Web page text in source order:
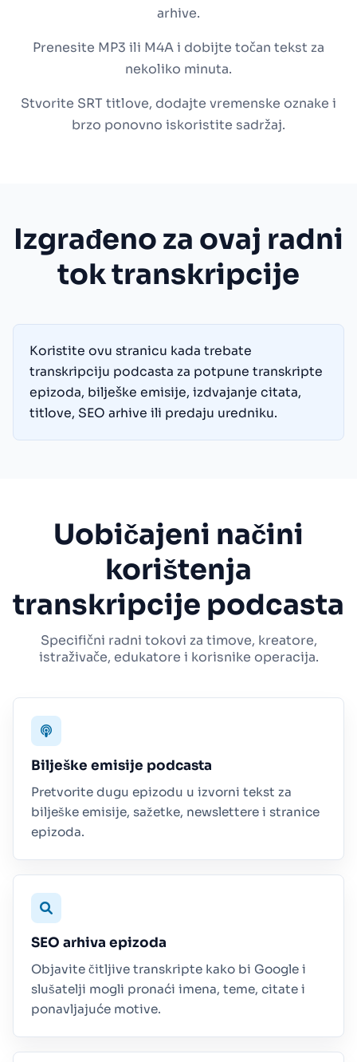
arhive.
Prenesite MP3 ili M4A i dobijte točan tekst za
nekoliko minuta.
Stvorite SRT titlove, dodajte vremenske oznake i
brzo ponovno iskoristite sadržaj.
Izgrađeno za ovaj radni
tok transkripcije
Koristite ovu stranicu kada trebate
transkripciju podcasta za potpune transkripte
epizoda, bilješke emisije, izdvajanje citata,
titlove, SEO arhive ili predaju uredniku.
Uobičajeni načini
korištenja
transkripcije podcasta
Specifični radni tokovi za timove, kreatore,
istraživače, edukatore i korisnike operacija.
Bilješke emisije podcasta
Pretvorite dugu epizodu u izvorni tekst za
bilješke emisije, sažetke, newslettere i stranice
epizoda.
SEO arhiva epizoda
Objavite čitljive transkripte kako bi Google i
slušatelji mogli pronaći imena, teme, citate i
ponavljajuće motive.